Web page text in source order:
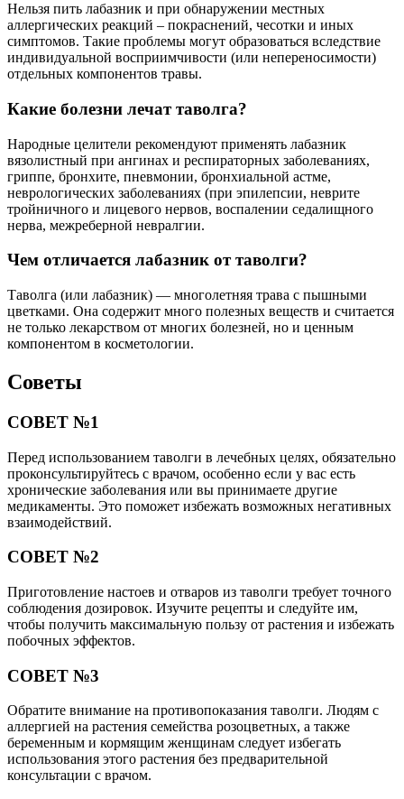
Нельзя пить лабазник и при обнаружении местных
аллергических реакций – покраснений, чесотки и иных
симптомов. Такие проблемы могут образоваться вследствие
индивидуальной восприимчивости (или непереносимости)
отдельных компонентов травы.
Какие болезни лечат таволга?
Народные целители рекомендуют применять лабазник
вязолистный при ангинах и респираторных заболеваниях,
гриппе, бронхите, пневмонии, бронхиальной астме,
неврологических заболеваниях (при эпилепсии, неврите
тройничного и лицевого нервов, воспалении седалищного
нерва, межреберной невралгии.
Чем отличается лабазник от таволги?
Таволга (или лабазник) — многолетняя трава с пышными
цветками. Она содержит много полезных веществ и считается
не только лекарством от многих болезней, но и ценным
компонентом в косметологии.
Советы
СОВЕТ №1
Перед использованием таволги в лечебных целях, обязательно
проконсультируйтесь с врачом, особенно если у вас есть
хронические заболевания или вы принимаете другие
медикаменты. Это поможет избежать возможных негативных
взаимодействий.
СОВЕТ №2
Приготовление настоев и отваров из таволги требует точного
соблюдения дозировок. Изучите рецепты и следуйте им,
чтобы получить максимальную пользу от растения и избежать
побочных эффектов.
СОВЕТ №3
Обратите внимание на противопоказания таволги. Людям с
аллергией на растения семейства розоцветных, а также
беременным и кормящим женщинам следует избегать
использования этого растения без предварительной
консультации с врачом.